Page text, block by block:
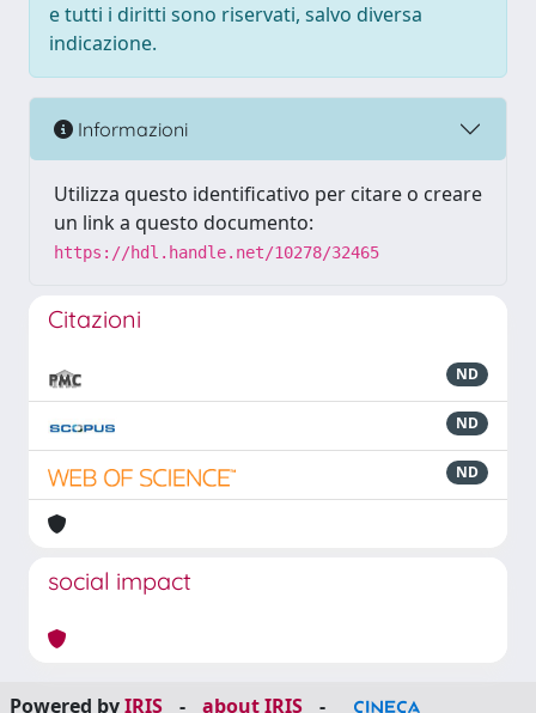
e tutti i diritti sono riservati, salvo diversa
indicazione.
Informazioni
Utilizza questo identificativo per citare o creare
un link a questo documento:
https://hdl.handle.net/10278/32465
Citazioni
ND
ND
ND
social impact
Powered byIRIS - about IRIS -